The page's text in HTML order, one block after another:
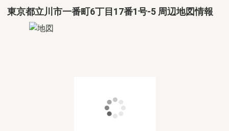
東京都立川市一番町6丁目17番1号-5 周辺地図情報